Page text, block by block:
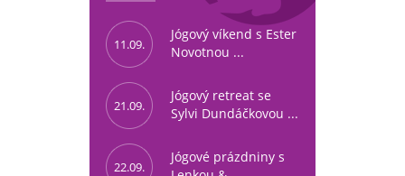
11.09.
Jógový víkend s Ester
Novotnou ...
21.09.
Jógový retreat se
Sylvi Dundáčkovou ...
22.09.
Jógové prázdniny s